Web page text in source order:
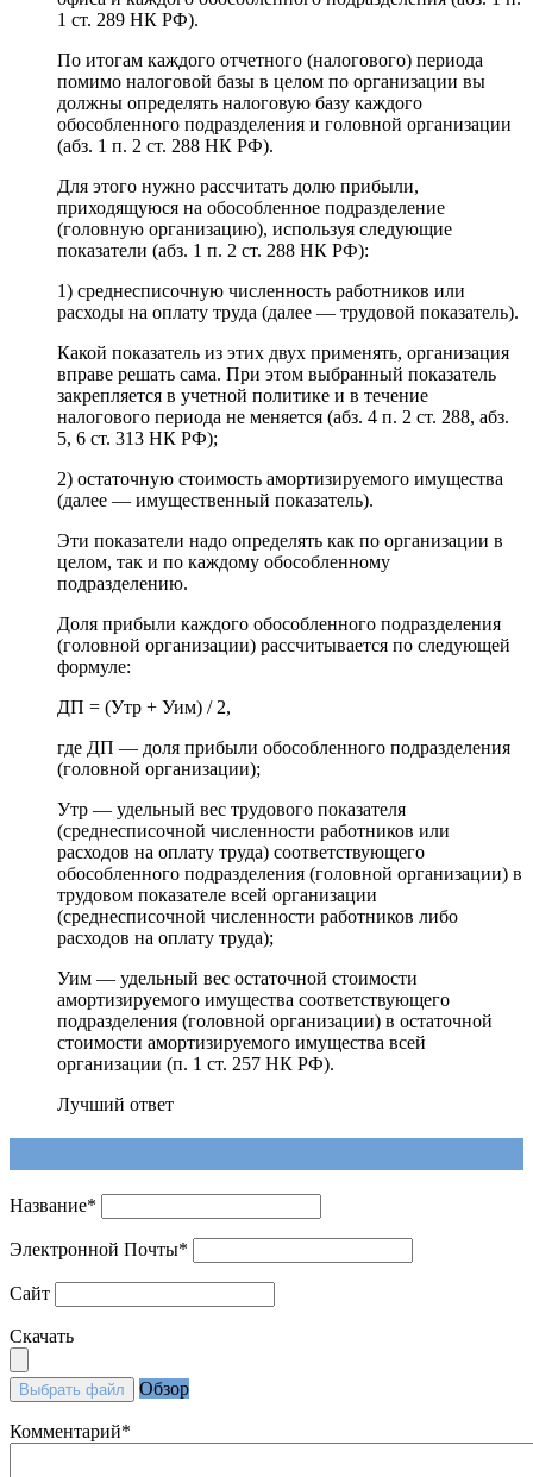
1 ст. 289 НК РФ).
По итогам каждого отчетного (налогового) периода
помимо налоговой базы в целом по организации вы
должны определять налоговую базу каждого
обособленного подразделения и головной организации
(абз. 1 п. 2 ст. 288 НК РФ).
Для этого нужно рассчитать долю прибыли,
приходящуюся на обособленное подразделение
(головную организацию), используя следующие
показатели (абз. 1 п. 2 ст. 288 НК РФ):
1) среднесписочную численность работников или
расходы на оплату труда (далее — трудовой показатель).
Какой показатель из этих двух применять, организация
вправе решать сама. При этом выбранный показатель
закрепляется в учетной политике и в течение
налогового периода не меняется (абз. 4 п. 2 ст. 288, абз.
5, 6 ст. 313 НК РФ);
2) остаточную стоимость амортизируемого имущества
(далее — имущественный показатель).
Эти показатели надо определять как по организации в
целом, так и по каждому обособленному
подразделению.
Доля прибыли каждого обособленного подразделения
(головной организации) рассчитывается по следующей
формуле:
ДП = (Утр + Уим) / 2,
где ДП — доля прибыли обособленного подразделения
(головной организации);
Утр — удельный вес трудового показателя
(среднесписочной численности работников или
расходов на оплату труда) соответствующего
обособленного подразделения (головной организации) в
трудовом показателе всей организации
(среднесписочной численности работников либо
расходов на оплату труда);
Уим — удельный вес остаточной стоимости
амортизируемого имущества соответствующего
подразделения (головной организации) в остаточной
стоимости амортизируемого имущества всей
организации (п. 1 ст. 257 НК РФ).
Лучший ответ
Название*
Электронной Почты*
Сайт
Скачать
Выбрать файл Обзор
Комментарий*